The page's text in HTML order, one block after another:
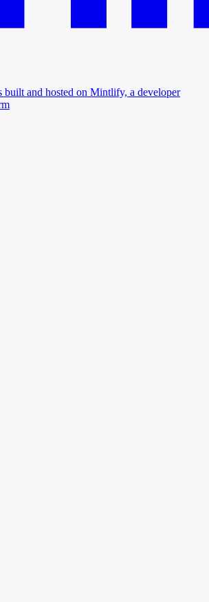
built and hosted on Mintlify, a developer